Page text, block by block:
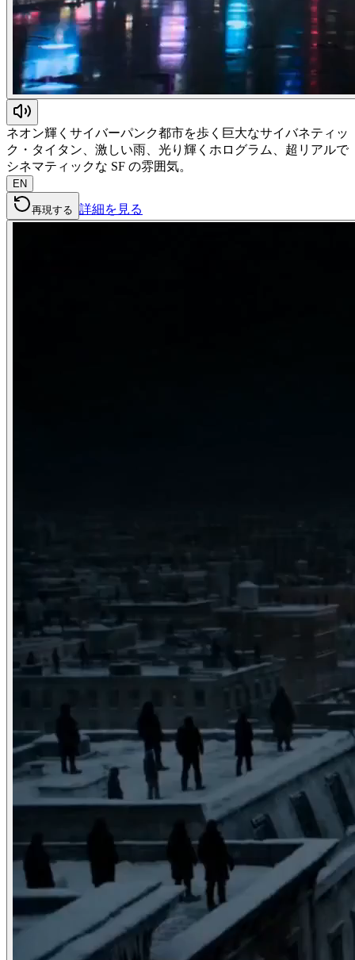
ネオン輝くサイバーパンク都市を歩く巨大なサイバネティッ
ク・タイタン、激しい雨、光り輝くホログラム、超リアルで
シネマティックな SF の雰囲気。
EN
再現する 詳細を見る